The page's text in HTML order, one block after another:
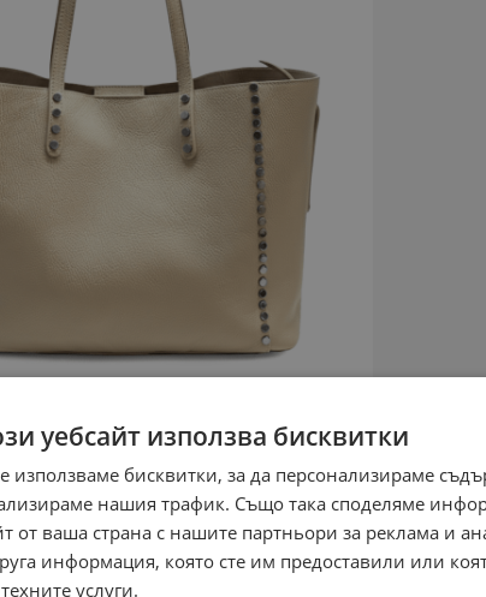
уебсайт използва бисквитки
използваме бисквитки, за да персонализираме
нашия трафик. Също така споделяме
от ваша страна с нашите партньори за реклама и
информация, която сте им предоставили или
услуги.